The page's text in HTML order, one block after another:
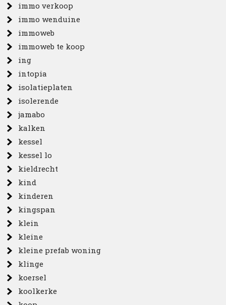
immo verkoop
immo wenduine
immoweb
immoweb te koop
ing
intopia
isolatieplaten
isolerende
jamabo
kalken
kessel
kessel lo
kieldrecht
kind
kinderen
kingspan
klein
kleine
kleine prefab woning
klinge
koersel
koolkerke